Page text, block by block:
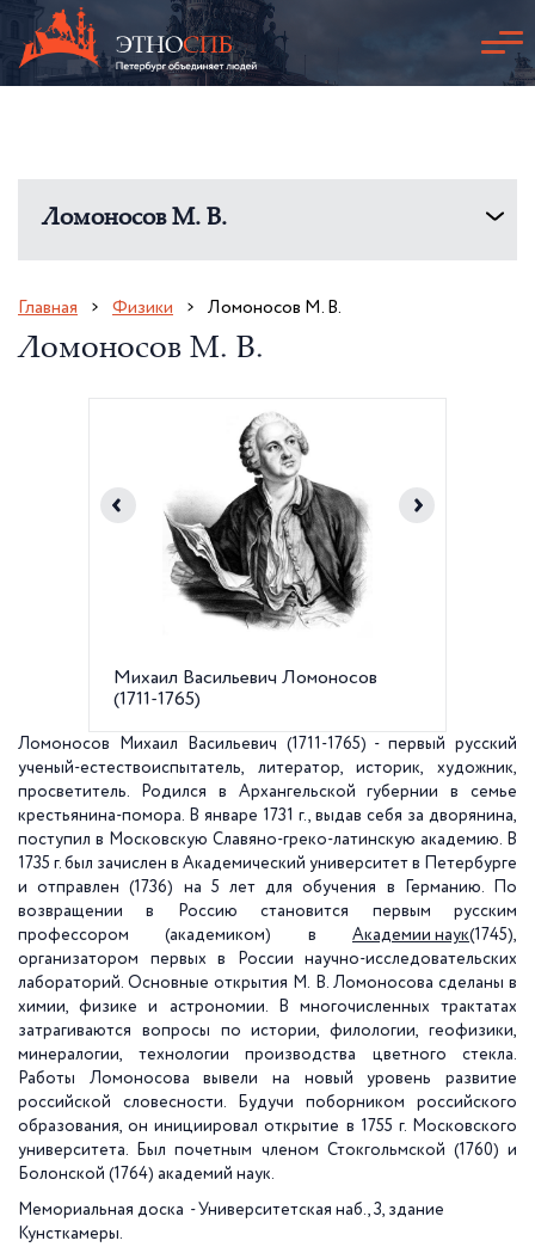
Ломоносов М. В.
Главная Физики Ломоносов М. В.
Ломоносов М. В.
Михаил Васильевич Ломоносов
(1711-1765)
Ломоносов Михаил Васильевич (1711-1765) - первый русский
ученый-естествоиспытатель, литератор, историк, художник,
просветитель. Родился в Архангельской губернии в семье
крестьянина-помора. В январе 1731 г., выдав себя за дворянина,
поступил в Московскую Славяно-греко-латинскую академию. В
1735 г. был зачислен в Академический университет в Петербурге
и отправлен (1736) на 5 лет для обучения в Германию. По
возвращении в Россию становится первым русским
профессором (академиком) в Академии наук(1745),
организатором первых в России научно-исследовательских
лабораторий. Основные открытия М. В. Ломоносова сделаны в
химии, физике и астрономии. В многочисленных трактатах
затрагиваются вопросы по истории, филологии, геофизики,
минералогии, технологии производства цветного стекла.
Работы Ломоносова вывели на новый уровень развитие
российской словесности. Будучи поборником российского
образования, он инициировал открытие в 1755 г. Московского
университета. Был почетным членом Стокгольмской (1760) и
Болонской (1764) академий наук.
Мемориальная доска - Университетская наб., 3, здание
Кунсткамеры.